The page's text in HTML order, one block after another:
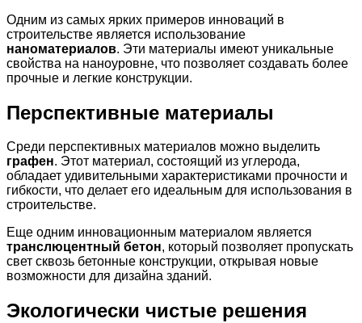
Одним из самых ярких примеров инноваций в
строительстве является использование
наноматериалов. Эти материалы имеют уникальные
свойства на наноуровне, что позволяет создавать более
прочные и легкие конструкции.
Перспективные материалы
Среди перспективных материалов можно выделить
графен. Этот материал, состоящий из углерода,
обладает удивительными характеристиками прочности и
гибкости, что делает его идеальным для использования в
строительстве.
Еще одним инновационным материалом является
транслюцентный бетон, который позволяет пропускать
свет сквозь бетонные конструкции, открывая новые
возможности для дизайна зданий.
Экологически чистые решения